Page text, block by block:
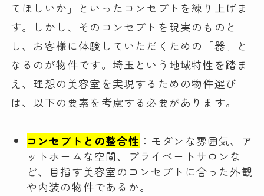
てほしいか」といったコンセプトを練り上げま
す。しかし、そのコンセプトを現実のものと
し、お客様に体験していただくための「器」と
なるのが物件です。埼玉という地域特性を踏ま
え、理想の美容室を実現するための物件選び
は、以下の要素を考慮する必要があります。
コンセプトとの整合性 ：モダンな雰囲気、ア
ットホームな空間、プライベートサロンな
ど、目指す美容室のコンセプトに合った外観
や内装の物件であるか。